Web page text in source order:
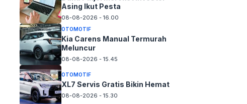
Asing Ikut Pesta
08-08-2026 - 16.00
OTOMOTIF
Kia Carens Manual Termurah
Meluncur
08-08-2026 - 15.45
OTOMOTIF
XL7 Servis Gratis Bikin Hemat
08-08-2026 - 15.30